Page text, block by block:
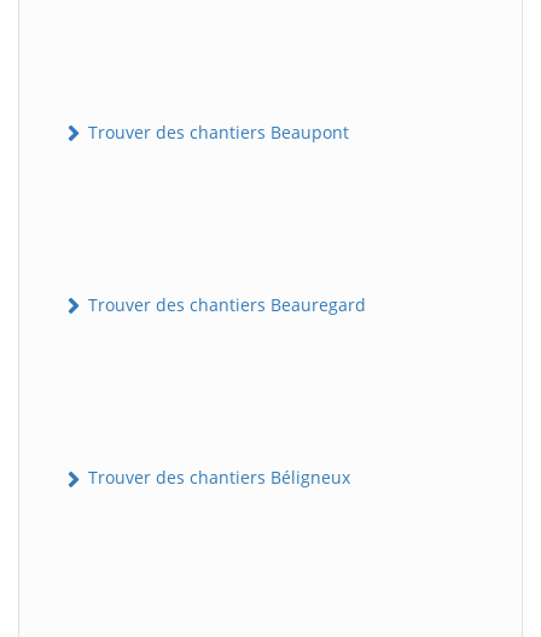
Trouver des chantiers Beaupont
Trouver des chantiers Beauregard
Trouver des chantiers Béligneux